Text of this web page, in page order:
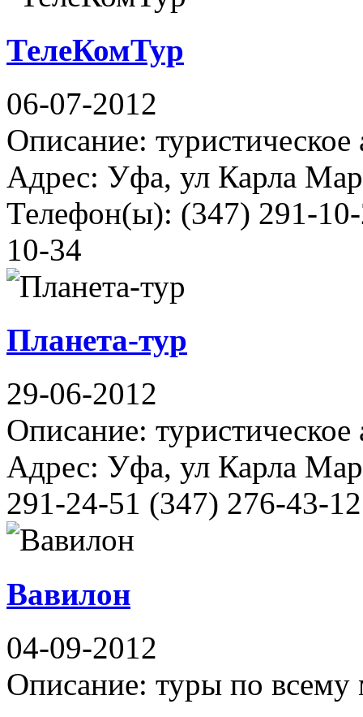
ТелеКомТур
06-07-2012
Описание:
Адрес: Уфа, ул Карла
Телефон(ы): (347) 291-
10-34
Планета-тур
29-06-2012
Описание:
Адрес: Уфа, ул Карла
291-24-51 (347) 276-43-
Вавилон
04-09-2012
Описание: туры по всему